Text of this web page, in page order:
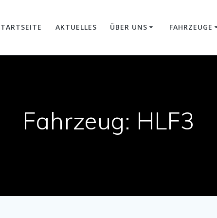
AKTUELLES ÜBER UNS FAHRZEUGE
Fahrzeug: HLF3